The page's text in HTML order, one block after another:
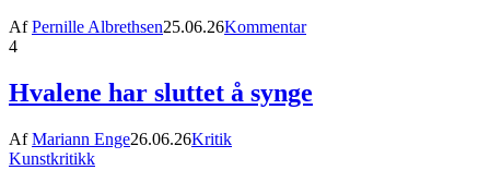
AfPernille Albrethsen25.06.26Kommentar
4
Hvalene har sluttet å synge
AfMariann Enge26.06.26Kritik
Kunstkritikk